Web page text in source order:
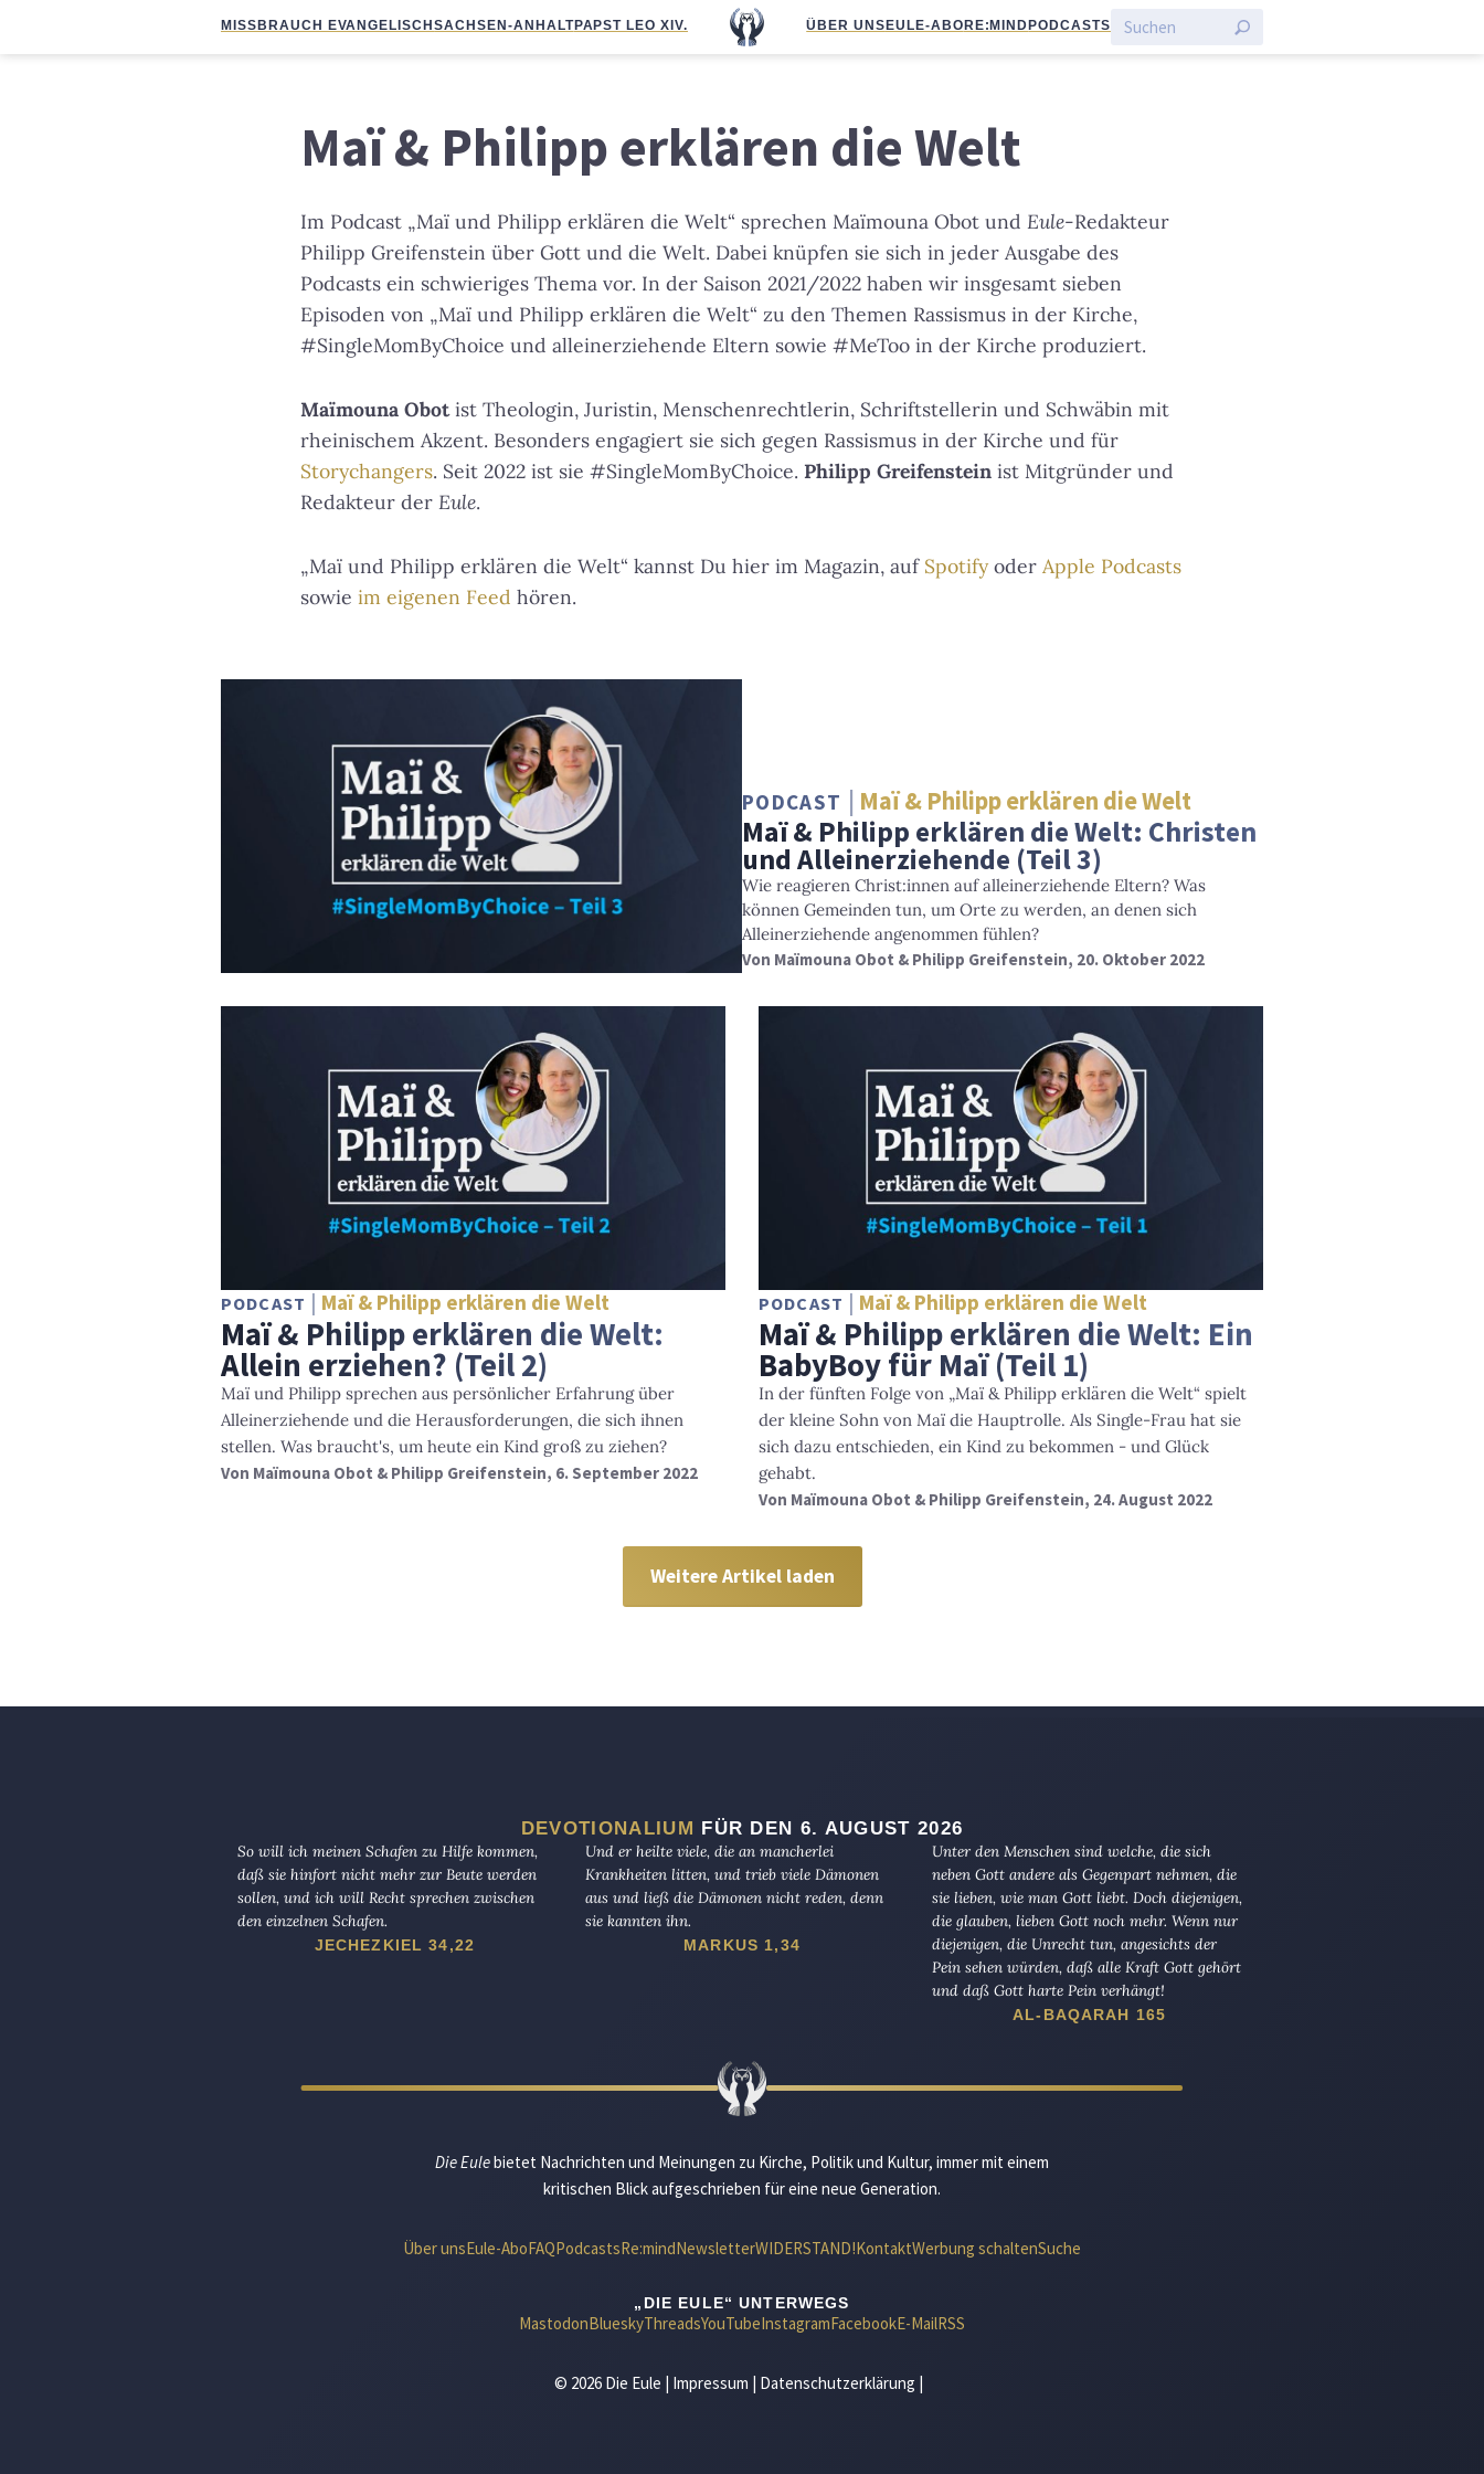
MISSBRAUCH EVANGELISCHSACHSEN-ANHALTPAPST LEO XIV. ÜBER UNS EULE-ABO RE:MIND PODCASTS
Maï & Philipp erklären die Welt
Im Podcast „Maï und Philipp erklären die Welt“ sprechen Maïmouna Obot und Eule-Redakteur
Philipp Greifenstein über Gott und die Welt. Dabei knüpfen sie sich in jeder Ausgabe des
Podcasts ein schwieriges Thema vor. In der Saison 2021/2022 haben wir insgesamt sieben
Episoden von „Maï und Philipp erklären die Welt“ zu den Themen Rassismus in der Kirche,
#SingleMomByChoice und alleinerziehende Eltern sowie #MeToo in der Kirche produziert.
Maïmouna Obotist Theologin, Juristin, Menschenrechtlerin, Schriftstellerin und Schwäbin mit
rheinischem Akzent. Besonders engagiert sie sich gegen Rassismus in der Kirche und für
Storychangers. Seit 2022 ist sie #SingleMomByChoice. Philipp Greifenstein ist Mitgründer und
Redakteur der Eule.
„Maï und Philipp erklären die Welt“ kannst Du hier im Magazin, auf Spotifyoder Apple Podcasts
sowie im eigenen Feed hören.
PODCAST Maï & Philipp erklären die Welt
Maï & Philipp erklären die Welt: Christen
und Alleinerziehende (Teil 3)
Wie reagieren Christ:innen auf alleinerziehende Eltern? Was
können Gemeinden tun, um Orte zu werden, an denen sich
Alleinerziehende angenommen fühlen?
Von Maïmouna Obot & Philipp Greifenstein, 20. Oktober 2022
PODCAST Maï & Philipp erklären die Welt
Maï & Philipp erklären die Welt:
Allein erziehen? (Teil 2)
Maï und Philipp sprechen aus persönlicher Erfahrung über
Alleinerziehende und die Herausforderungen, die sich ihnen
stellen. Was braucht's, um heute ein Kind groß zu ziehen?
Von Maïmouna Obot & Philipp Greifenstein, 6. September 2022
PODCAST Maï & Philipp erklären die Welt
Maï & Philipp erklären die Welt: Ein
BabyBoy für Maï (Teil 1)
In der fünften Folge von „Maï & Philipp erklären die Welt“ spielt
der kleine Sohn von Maï die Hauptrolle. Als Single-Frau hat sie
sich dazu entschieden, ein Kind zu bekommen - und Glück
gehabt.
Von Maïmouna Obot & Philipp Greifenstein, 24. August 2022
Weitere Artikel laden
DEVOTIONALIUM FÜR DEN 6. AUGUST 2026
So will ich meinen Schafen zu Hilfe kommen,
daß sie hinfort nicht mehr zur Beute werden
sollen, und ich will Recht sprechen zwischen
den einzelnen Schafen.
JECHEZKIEL 34,22
Und er heilte viele, die an mancherlei
Krankheiten litten, und trieb viele Dämonen
aus und ließ die Dämonen nicht reden, denn
sie kannten ihn.
MARKUS 1,34
Unter den Menschen sind welche, die sich
neben Gott andere als Gegenpart nehmen, die
sie lieben, wie man Gott liebt. Doch diejenigen,
die glauben, lieben Gott noch mehr. Wenn nur
diejenigen, die Unrecht tun, angesichts der
Pein sehen würden, daß alle Kraft Gott gehört
und daß Gott harte Pein verhängt!
AL-BAQARAH 165
Die Eulebietet Nachrichten und Meinungen zu Kirche, Politik und Kultur, immer mit einem
kritischen Blick aufgeschrieben für eine neue Generation.
Über unsEule-AboFAQPodcastsRe:mindNewsletterWIDERSTAND!KontaktWerbung schaltenSuche
„DIE EULE“ UNTERWEGS
MastodonBlueskyThreadsYouTubeInstagramFacebookE-MailRSS
© 2026 Die Eule | Impressum | Datenschutzerklärung |